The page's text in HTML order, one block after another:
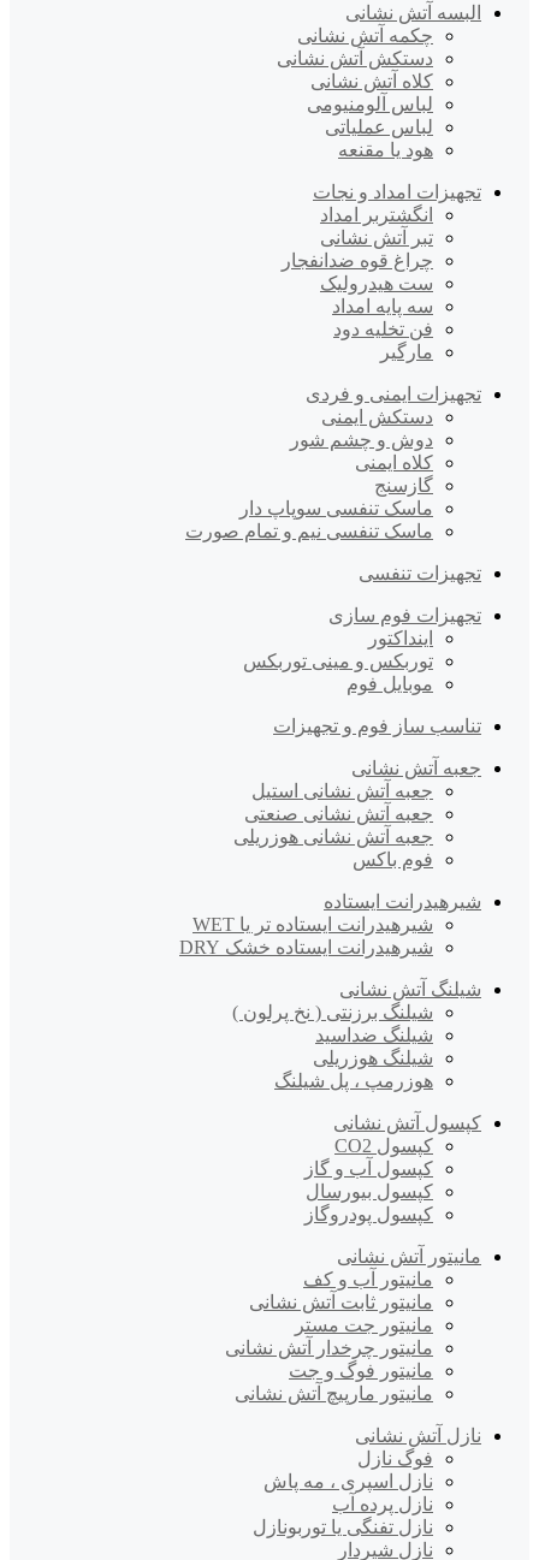
البسه آتش نشانی
چکمه آتش نشانی
دستکش آتش نشانی
کلاه آتش نشانی
لباس آلومنیومی
لباس عملیاتی
هود یا مقنعه
تجهیزات امداد و نجات
انگشتربر امداد
تبر آتش نشانی
چراغ قوه ضدانفجار
ست هیدرولیک
سه پایه امداد
فن تخلیه دود
مارگیر
تجهیزات ایمنی و فردی
دستکش ایمنی
دوش و چشم شور
کلاه ایمنی
گازسنج
ماسک تنفسی سوپاپ دار
ماسک تنفسی نیم و تمام صورت
تجهیزات تنفسی
تجهیزات فوم سازی
اینداکتور
توربکس و مینی توربکس
موبایل فوم
تناسب ساز فوم و تجهیزات
جعبه آتش نشانی
جعبه آتش نشانی استیل
جعبه آتش نشانی صنعتی
جعبه آتش نشانی هوزریلی
فوم باکس
شیرهیدرانت ایستاده
شیرهیدرانت ایستاده تر یا WET
شیرهیدرانت ایستاده خشک DRY
شیلنگ آتش نشانی
شیلنگ برزنتی ( نخ پرلون )
شیلنگ ضداسید
شیلنگ هوزریلی
هوزرمپ ، پل شیلنگ
کپسول آتش نشانی
کپسول CO2
کپسول آب و گاز
کپسول بیورسال
کپسول پودروگاز
مانیتور آتش نشانی
مانیتور آب و کف
مانیتور ثابت آتش نشانی
مانیتور جت مستر
مانیتور چرخدار آتش نشانی
مانیتور فوگ و جت
مانیتور مارپیچ آتش نشانی
نازل آتش نشانی
فوگ نازل
نازل اسپری ، مه پاش
نازل پرده آب
نازل تفنگی یا توربونازل
نازل شیردار